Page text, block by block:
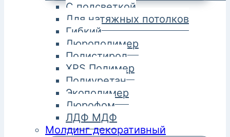
С подсветкой
Для натяжных потолков
Гибкий
Дюрополимер
Полистирол
XPS Полимер
Полиуретан
Экополимер
Дюрофом
ЛДФ МДФ
Молдинг декоративный